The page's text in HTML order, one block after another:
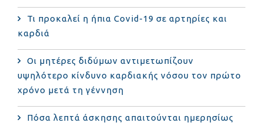
Τι προκαλεί η ήπια Covid-19 σε αρτηρίες και
καρδιά
Οι μητέρες διδύμων αντιμετωπίζουν
υψηλότερο κίνδυνο καρδιακής νόσου τον πρώτο
χρόνο μετά τη γέννηση
Πόσα λεπτά άσκησης απαιτούνται ημερησίως